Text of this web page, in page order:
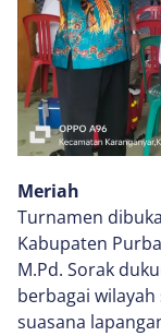
Meriah
Turnamen
Kabupaten
M.Pd. Sorak
berbagai
suasana